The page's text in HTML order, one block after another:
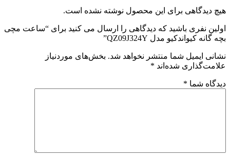
هیچ دیدگاهی برای این محصول نوشته نشده است.
اولین نفری باشید که دیدگاهی را ارسال می کنید برای “ساعت مچی
بچه گانه کیواندکیو مدل QZ09J324Y”
نشانی ایمیل شما منتشر نخواهد شد. بخش‌های موردنیاز
علامت‌گذاری شده‌اند *
دیدگاه شما *